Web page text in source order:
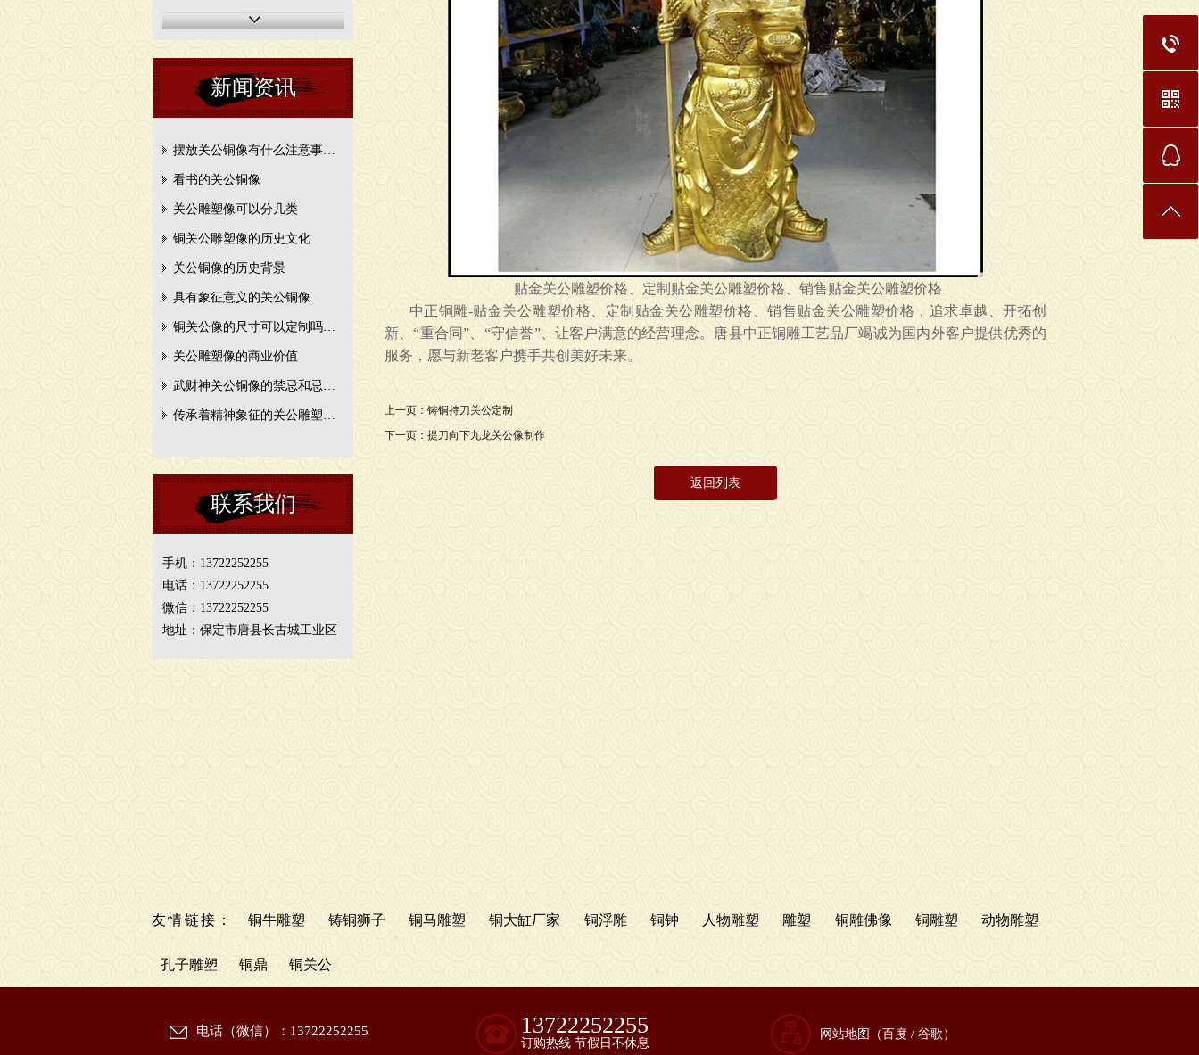
新闻资讯
摆放关公铜像有什么注意事…
看书的关公铜像
关公雕塑像可以分几类
铜关公雕塑像的历史文化
关公铜像的历史背景
具有象征意义的关公铜像
铜关公像的尺寸可以定制吗…
关公雕塑像的商业价值
武财神关公铜像的禁忌和忌…
传承着精神象征的关公雕塑…
联系我们
手机：13722252255
电话：13722252255
微信：13722252255
地址：保定市唐县长古城工业区
贴金关公雕塑价格、定制贴金关公雕塑价格、销售贴金关公雕塑价格
中正铜雕-贴金关公雕塑价格、定制贴金关公雕塑价格、销售贴金关公雕塑价格 ，追求卓越、开拓创
新、“重合同”、“守信誉”、让客户满意的经营理念。唐县中正铜雕工艺品厂竭诚为国内外客户提供优秀的
服务，愿与新老客户携手共创美好未来。
上一页： 铸铜持刀关公定制
下一页： 提刀向下九龙关公像制作
返回列表
友情链接： 铜牛雕塑 铸铜狮子 铜马雕塑 铜大缸厂家 铜浮雕 铜钟 人物雕塑 雕塑 铜雕佛像 铜雕塑 动物雕塑
孔子雕塑 铜鼎 铜关公
电话（微信）：13722252255 13722252255
订购热线 节假日不休息
网站地图（百度 / 谷歌 ）